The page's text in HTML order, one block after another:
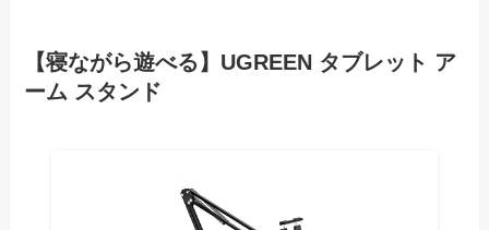
【寝ながら遊べる】UGREEN タブレット ア
ーム スタンド